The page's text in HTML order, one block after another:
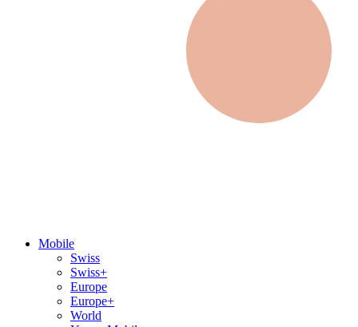
Mobile
Swiss
Swiss+
Europe
Europe+
World